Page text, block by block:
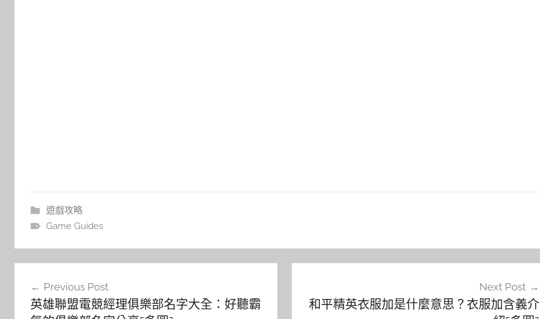
遊戲攻略
Game Guides
Previous Post
英雄聯盟電競經理俱樂部名字大全：好聽霸
Next Post
和平精英衣服加是什麼意思？衣服加含義介